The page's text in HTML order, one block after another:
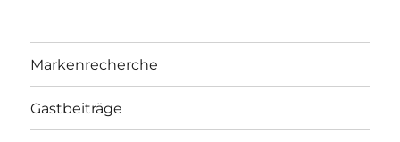
Markenrecherche
Gastbeiträge